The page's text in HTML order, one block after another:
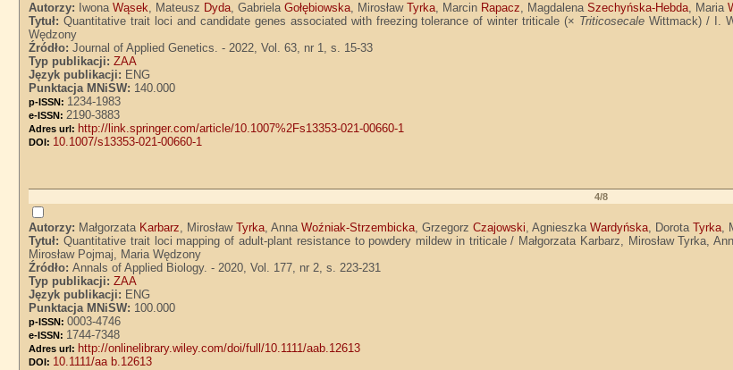
Autorzy: IwonaWąsek, Mateusz Dyda, GabrielaGołębiowska, MirosławTyrka, Marcin Rapacz, MagdalenaSzechyńska-Hebda, Maria
Tytuł:Quantitative trait loci and candidate genes associated with freezing tolerance of winter triticale (× Triticosecale Wittmack) / I.
Wędzony
Źródło:Journal of Applied Genetics. - 2022, Vol. 63, nr 1, s. 15-33
Typ publikacji:ZAA
Język publikacji: ENG
Punktacja MNiSW: 140.000
p-ISSN: 1234-1983
e-ISSN: 2190-3883
Adres url: http://link.springer.com/article/10.1007%2Fs13353-021-00660-1
DOI: 10.1007/s13353-021-00660-1
4/8
Autorzy: Małgorzata Karbarz, MirosławTyrka, AnnaWoźniak-Strzembicka, GrzegorzCzajowski, AgnieszkaWardyńska, DorotaTyrka,
Tytuł:Quantitative trait loci mapping of adult-plant resistance to powdery mildew in triticale / Małgorzata Karbarz, Mirosław Tyrka,
Mirosław Pojmaj, Maria Wędzony
Źródło:Annals of Applied Biology. - 2020, Vol. 177, nr 2, s. 223-231
Typ publikacji:ZAA
Język publikacji: ENG
Punktacja MNiSW: 100.000
p-ISSN:0003-4746
e-ISSN: 1744-7348
Adres url: http://onlinelibrary.wiley.com/doi/full/10.1111/aab.12613
DOI: 10.1111/aa b.12613